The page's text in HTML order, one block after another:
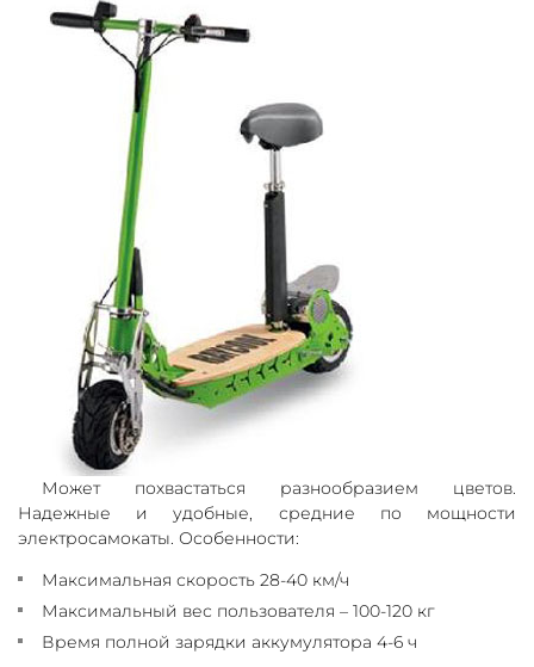
Может похвастаться разнообразием цветов.
Надежные и удобные, средние по мощности
электросамокаты. Особенности:
Максимальная скорость 28-40 км/ч
Максимальный вес пользователя – 100-120 кг
Время полной зарядки аккумулятора 4-6 ч